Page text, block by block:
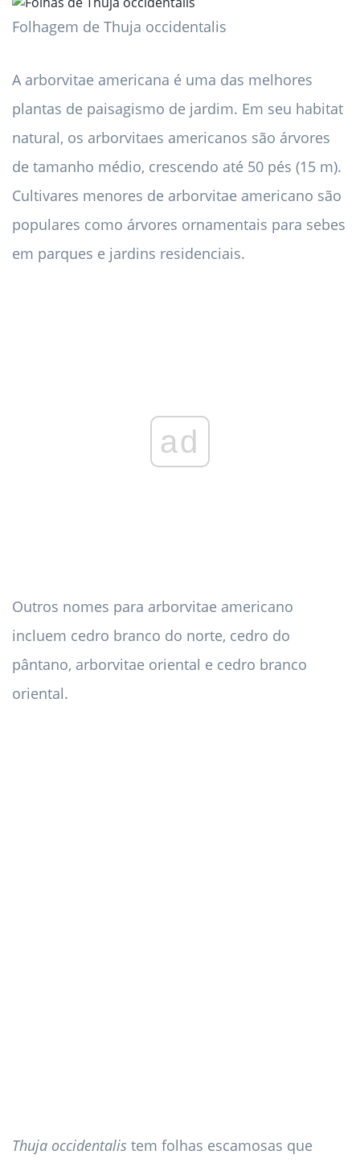
Folhagem de Thuja occidentalis
A arborvitae americana é uma das melhores
plantas de paisagismo de jardim. Em seu habitat
natural, os arborvitaes americanos são árvores
de tamanho médio, crescendo até 50 pés (15 m).
Cultivares menores de arborvitae americano são
populares como árvores ornamentais para sebes
em parques e jardins residenciais.
ad
Outros nomes para arborvitae americano
incluem cedro branco do norte, cedro do
pântano, arborvitae oriental e cedro branco
oriental.
Thuja occidentalis tem folhas escamosas que